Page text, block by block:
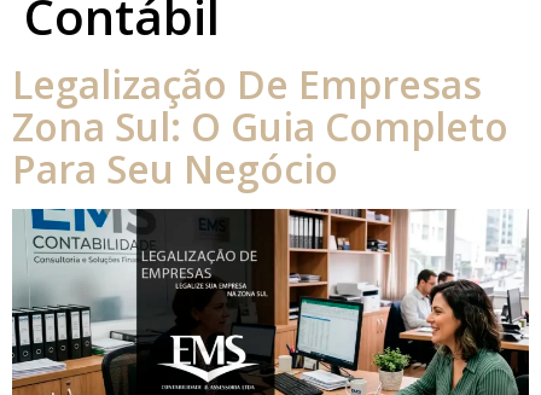
Contábil
Legalização De Empresas
Zona Sul: O Guia Completo
Para Seu Negócio